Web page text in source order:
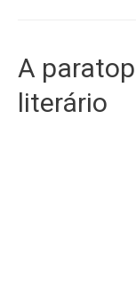
A
literário